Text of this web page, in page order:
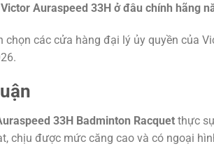
Auraspeed 33H ở đâu chính hãng
chọn các cửa hàng đại lý ủy quyền của
33H Badminton Racquet thực
chịu được mức căng cao và có ngoại